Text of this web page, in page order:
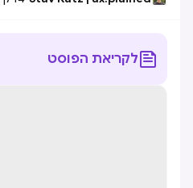
לקריאת הפוסט